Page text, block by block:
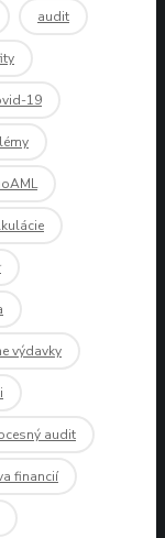
audit
19
výdavky
audit
financií